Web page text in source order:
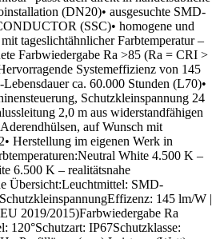
(DN20)• ausgesuchte SMD-
(SSC)• homogene und
tageslichtähnlicher Farbtemperatur –
Farbwiedergabe Ra >85 (Ra = CRI >
Systemeffizienz von 145
ca. 60.000 Stunden (L70)•
Schutzkleinspannung 24
2,0 m aus widerstandfähigen
auf Wunsch mit
Herstellung im eigenen Werk in
White 4.500 K –
6.500 K – realitätsnahe
Übersicht:Leuchtmittel: SMD-
145 lm/W |
2019/2015)Farbwiedergabe Ra
IP67Schutzklasse: